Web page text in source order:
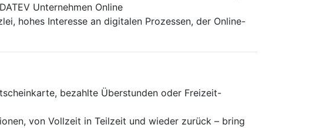
Unternehmen Online
hohes Interesse an digitalen Prozessen, der Online-
bezahlte Überstunden oder Freizeit-
von Vollzeit in Teilzeit und wieder zurück – bring